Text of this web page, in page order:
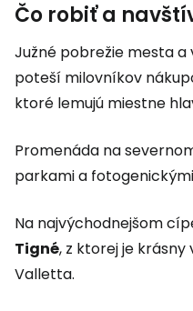
Čo robiť a
Južné pobrežie mesta
poteší milovníkov
ktoré lemujú miestne
Promenáda na
parkami a
Na najvýchodnejšom
Tigné, z ktorej je
Valletta.